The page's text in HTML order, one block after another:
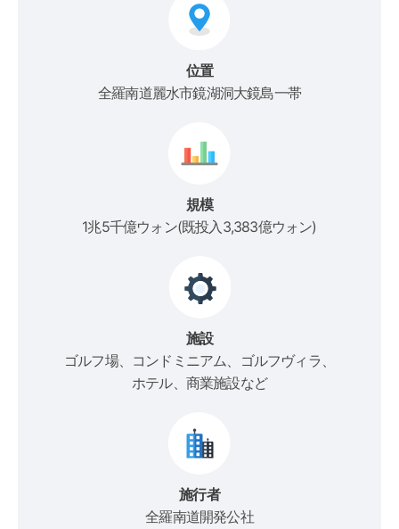
位置
全羅南道麗水市鏡湖洞大鏡島一帯
規模
1兆5千億ウォン(既投入3,383億ウォン)
施設
ゴルフ場、コンドミニアム、ゴルフヴィラ、
ホテル、商業施設など
施行者
全羅南道開発公社